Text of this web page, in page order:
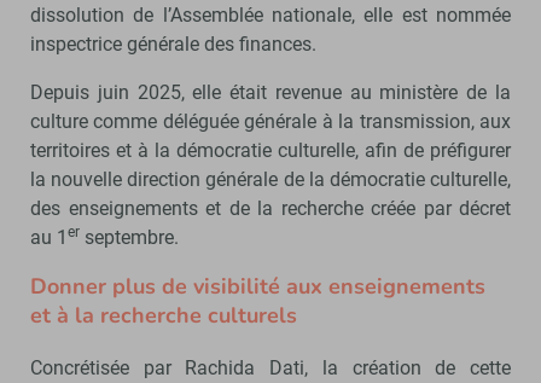
dissolution de l’Assemblée nationale, elle est nommée
inspectrice générale des finances.
Depuis juin 2025, elle était revenue au ministère de la
culture comme déléguée générale à la transmission, aux
territoires et à la démocratie culturelle, afin de préfigurer
la nouvelle direction générale de la démocratie culturelle,
des enseignements et de la recherche créée par décret
au 1 er septembre.
Donner plus de visibilité aux enseignements
et à la recherche culturels
Concrétisée par Rachida Dati, la création de cette